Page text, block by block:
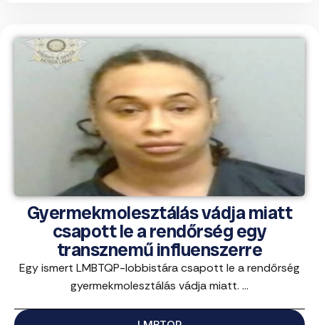
Gyermekmolesztálás vádja miatt
csapott le a rendőrség egy
transznemű influenszerre
Egy ismert LMBTQP-lobbistára csapott le a rendőrség
gyermekmolesztálás vádja miatt. ...